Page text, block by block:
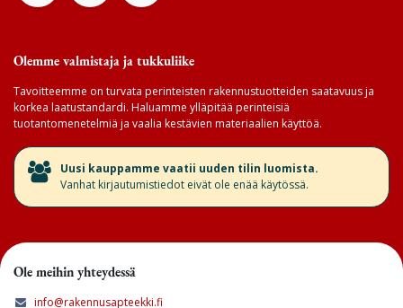
Olemme valmistaja ja tukkuliike
Tavoitteemme on turvata perinteisten rakennustuotteiden saatavuus ja
korkea laatustandardi. Haluamme ylläpitää perinteisiä
tuotantomenetelmiä ja vaalia kestävien materiaalien käyttöä.
​Uusi kauppamme vaatii uuden tilin luomista.
Vanhat kirjautumistiedot eivät ole enää käytössä.
Ole meihin yhteydessä
info@rakennusapteekki.fi